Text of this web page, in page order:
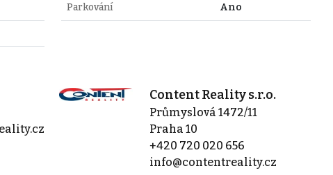
Parkování Ano
Content Reality s.r.o.
Průmyslová 1472/11
Praha 10
+420 720 020 656
info@contentreality.cz